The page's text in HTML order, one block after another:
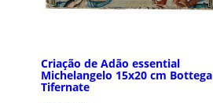
Criação de Adão essential
Michelangelo 15x20 cm Bottega
Tifernate